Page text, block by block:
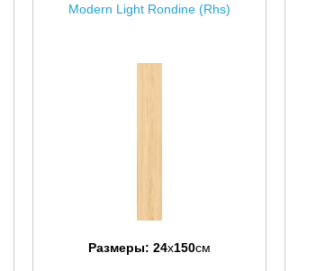
Modern Light Rondine (Rhs)
Размеры: 24x150см